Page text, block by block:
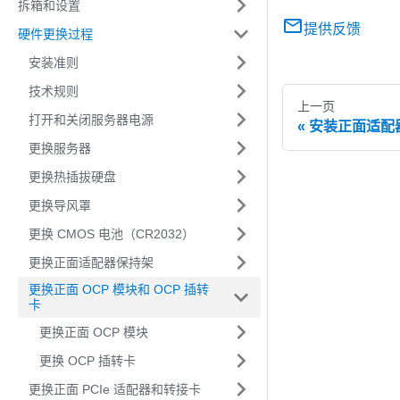
拆箱和设置
硬件更换过程
安装准则
技术规则
打开和关闭服务器电源
更换服务器
更换热插拔硬盘
更换导风罩
更换 CMOS 电池（CR2032）
更换正面适配器保持架
更换正面 OCP 模块和 OCP 插转
卡
更换正面 OCP 模块
更换 OCP 插转卡
更换正面 PCIe 适配器和转接卡
提供反馈
上一页
安装正面适配